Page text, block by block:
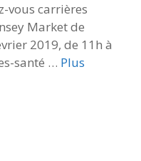
vous carrières
Market de
2019, de 11h à
santé … Plus